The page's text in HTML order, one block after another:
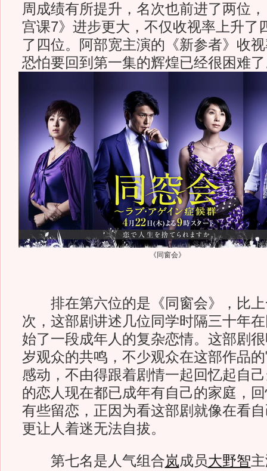
周成绩有所提升，名次也前进了两位
宫课7》进步更大，不仅收视率上升了
了四位。阿部宽主演的《新参者》收
恐怕要回到第一集的辉煌已经很困难
《同窗会》
排在第六位的是《同窗会》，比上
次，这部剧讲述几位同学时隔三十年
始了一段成年人的复杂恋情。这部剧
岁观众的共鸣，不少观众在这部作品
感动，不由得跟着剧情一起回忆起自
的恋人现在都已成年有自己的家庭，
有些留恋，正因为看这部剧就像在看
更让人着迷无法自拔。
第七名是人气组合岚成员大野智